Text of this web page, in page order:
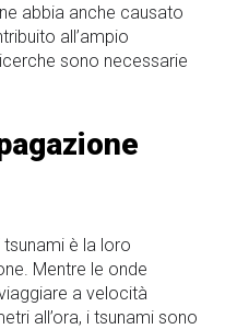
abbia anche causato
all’ampio
sono necessarie
è la loro
Mentre le onde
a velocità
all’ora, i tsunami sono